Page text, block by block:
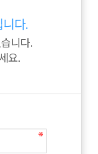
다.
니다.
요.